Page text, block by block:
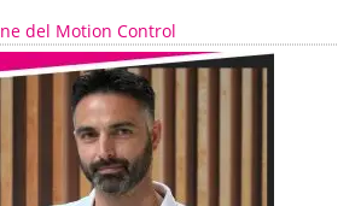
del Motion Control